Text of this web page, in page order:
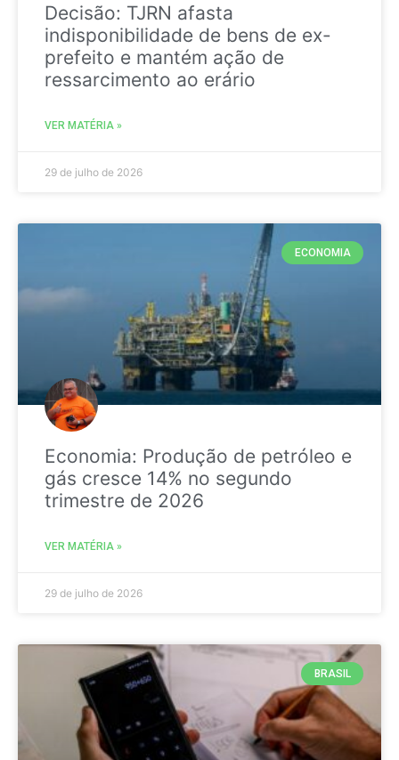
Decisão: TJRN afasta
indisponibilidade de bens de ex-
prefeito e mantém ação de
ressarcimento ao erário
VER MATÉRIA »
29 de julho de 2026
ECONOMIA
Economia: Produção de petróleo e
gás cresce 14% no segundo
trimestre de 2026
VER MATÉRIA »
29 de julho de 2026
BRASIL